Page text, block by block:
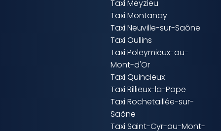
Taxi Meyzieu
Taxi Montanay
Taxi Neuville-sur-Saône
Taxi Oullins
Taxi Poleymieux-au-
Mont-d'Or
Taxi Quincieux
Taxi Rillieux-la-Pape
Taxi Rochetaillée-sur-
Saône
Taxi Saint-Cyr-au-Mont-